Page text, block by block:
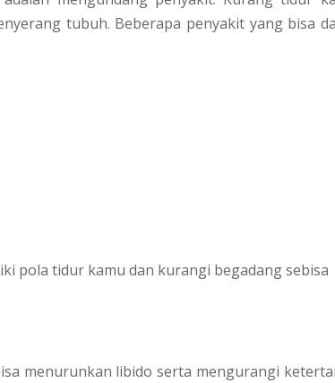
tubuh. Beberapa penyakit yang bisa
pola tidur kamu dan kurangi begadang sebisa
menurunkan libido serta mengurangi